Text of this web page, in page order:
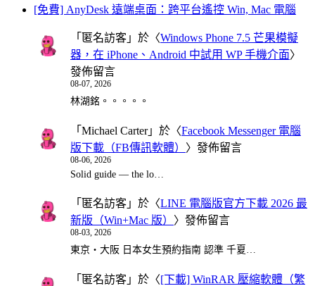
[免費] AnyDesk 遠端桌面：跨平台遙控 Win, Mac 電腦
「 匿名訪客 」於〈Windows Phone 7.5 芒果模擬
器，在 iPhone、Android 中試用 WP 手機介面〉
發佈留言
08-07, 2026
林湖銘。。。。。
「 Michael Carter」於〈Facebook Messenger 電腦
版下載（FB傳訊軟體） 〉發佈留言
08-06, 2026
Solid guide — the lo…
「 匿名訪客 」於〈LINE 電腦版官方下載 2026 最
新版（Win+Mac 版） 〉發佈留言
08-03, 2026
東京・大阪 日本女生預約指南 認準 千夏…
「 匿名訪客 」於〈[下載] WinRAR 壓縮軟體（繁